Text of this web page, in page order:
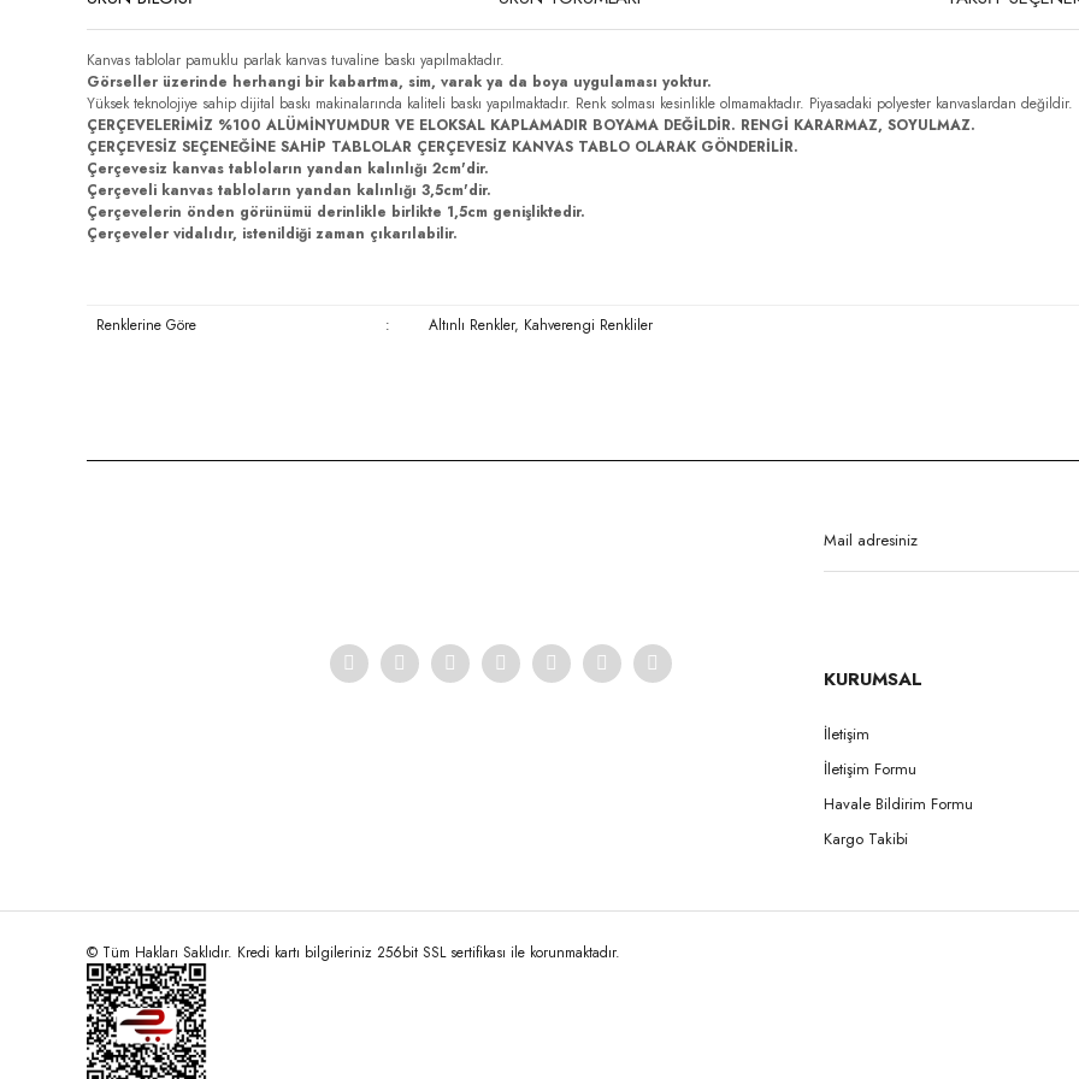
Kanvas tablolar pamuklu parlak kanvas tuvaline baskı yapılmaktadır.
Görseller üzerinde herhangi bir kabartma, sim, varak ya da boya uygulaması yoktur.
Yüksek teknolojiye sahip dijital baskı makinalarında kaliteli baskı yapılmaktadır. Renk solması kesinlikle olmamaktadır. Piyasadaki polyester kanvaslardan değildir.
ÇERÇEVELERİMİZ %100 ALÜMİNYUMDUR VE ELOKSAL KAPLAMADIR BOYAMA DEĞİLDİR. RENGİ KARARMAZ, SOYULMAZ.
ÇERÇEVESİZ SEÇENEĞİNE SAHİP TABLOLAR ÇERÇEVESİZ KANVAS TABLO OLARAK GÖNDERİLİR.
Çerçevesiz kanvas tabloların yandan kalınlığı 2cm'dir.
Çerçeveli kanvas tabloların yandan kalınlığı 3,5cm'dir.
Çerçevelerin önden görünümü derinlikle birlikte 1,5cm genişliktedir.
Çerçeveler vidalıdır, istenildiği zaman çıkarılabilir.
Renklerine Göre : Altınlı Renkler, Kahverengi Renkliler
KURUMSAL
İletişim
İletişim Formu
Havale Bildirim Formu
Kargo Takibi
© Tüm Hakları Saklıdır. Kredi kartı bilgileriniz 256bit SSL sertifikası ile korunmaktadır.